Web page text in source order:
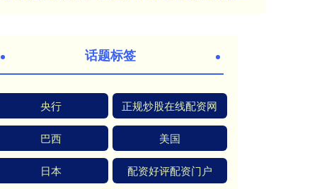
话题标签
央行 正规炒股在线配资网
巴西 美国
日本 配资好评配资门户